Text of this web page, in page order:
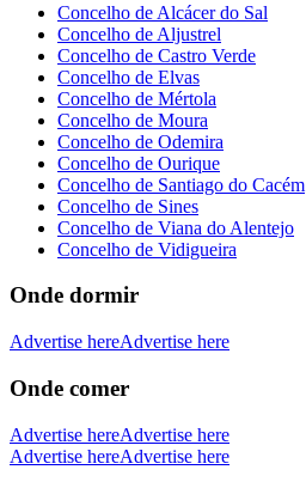
Concelho de Alcácer do Sal
Concelho de Aljustrel
Concelho de Castro Verde
Concelho de Elvas
Concelho de Mértola
Concelho de Moura
Concelho de Odemira
Concelho de Ourique
Concelho de Santiago do Cacém
Concelho de Sines
Concelho de Viana do Alentejo
Concelho de Vidigueira
Onde dormir
Advertise hereAdvertise here
Onde comer
Advertise hereAdvertise here
Advertise hereAdvertise here